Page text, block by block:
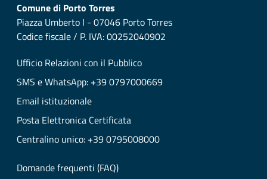
Comune di Porto Torres
Piazza Umberto I - 07046 Porto Torres
Codice fiscale / P. IVA: 00252040902
Ufficio Relazioni con il Pubblico
SMS e WhatsApp: +39 0797000669
Email istituzionale
Posta Elettronica Certificata
Centralino unico: +39 0795008000
Domande frequenti (FAQ)